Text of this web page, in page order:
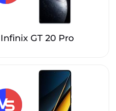
Infinix GT 20 Pro